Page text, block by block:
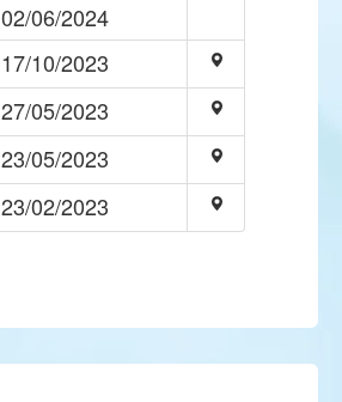
02/06/2024
17/10/2023
27/05/2023
23/05/2023
23/02/2023